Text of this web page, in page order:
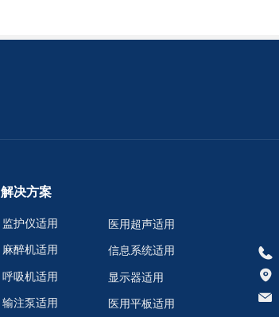
监护仪适用
麻醉机适用
呼吸机适用
输注泵适用
解决方案
医用超声适用
信息系统适用
显示器适用
医用平板适用